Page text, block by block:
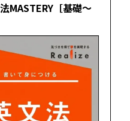
MASTERY［基礎～